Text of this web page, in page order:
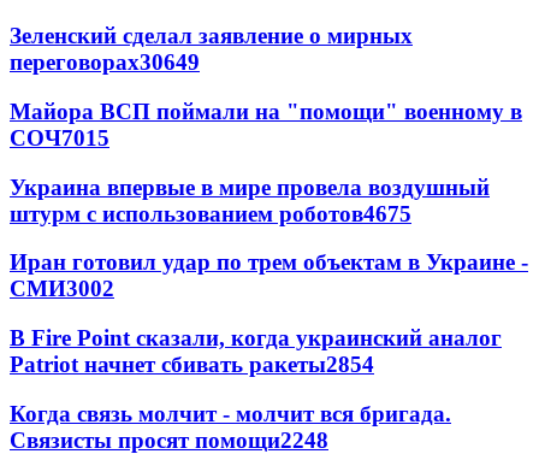
Зеленский сделал заявление о мирных
переговорах30649
Майора ВСП поймали на "помощи" военному в
СОЧ7015
Украина впервые в мире провела воздушный
штурм с использованием роботов4675
Иран готовил удар по трем объектам в Украине -
СМИ3002
В Fire Point сказали, когда украинский аналог
Patriot начнет сбивать ракеты2854
Когда связь молчит - молчит вся бригада.
Связисты просят помощи2248